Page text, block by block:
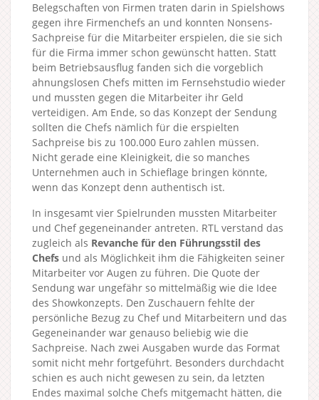
Belegschaften von Firmen traten darin in Spielshows
gegen ihre Firmenchefs an und konnten Nonsens-
Sachpreise für die Mitarbeiter erspielen, die sie sich
für die Firma immer schon gewünscht hatten. Statt
beim Betriebsausflug fanden sich die vorgeblich
ahnungslosen Chefs mitten im Fernsehstudio wieder
und mussten gegen die Mitarbeiter ihr Geld
verteidigen. Am Ende, so das Konzept der Sendung
sollten die Chefs nämlich für die erspielten
Sachpreise bis zu 100.000 Euro zahlen müssen.
Nicht gerade eine Kleinigkeit, die so manches
Unternehmen auch in Schieflage bringen könnte,
wenn das Konzept denn authentisch ist.
In insgesamt vier Spielrunden mussten Mitarbeiter
und Chef gegeneinander antreten. RTL verstand das
zugleich als Revanche für den Führungsstil des
Chefs und als Möglichkeit ihm die Fähigkeiten seiner
Mitarbeiter vor Augen zu führen. Die Quote der
Sendung war ungefähr so mittelmäßig wie die Idee
des Showkonzepts. Den Zuschauern fehlte der
persönliche Bezug zu Chef und Mitarbeitern und das
Gegeneinander war genauso beliebig wie die
Sachpreise. Nach zwei Ausgaben wurde das Format
somit nicht mehr fortgeführt. Besonders durchdacht
schien es auch nicht gewesen zu sein, da letzten
Endes maximal solche Chefs mitgemacht hätten, die